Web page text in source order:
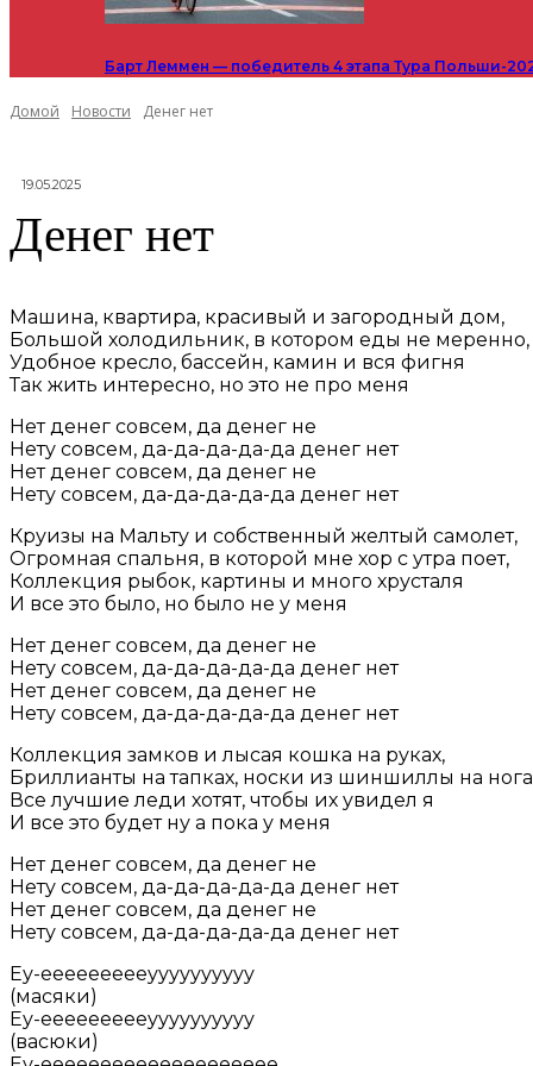
Барт Леммен — победитель 4 этапа Тура Польши-
Домой Новости Денег нет
19.05.2025
Денег нет
Машина, квартира, красивый и загородный дом,
Большой холодильник, в котором еды не меренно,
Удобное кресло, бассейн, камин и вся фигня
Так жить интересно, но это не про меня
Нет денег совсем, да денег не
Нету совсем, да-да-да-да-да денег нет
Нет денег совсем, да денег не
Нету совсем, да-да-да-да-да денег нет
Круизы на Мальту и собственный желтый самолет,
Огромная спальня, в которой мне хор с утра поет,
Коллекция рыбок, картины и много хрусталя
И все это было, но было не у меня
Нет денег совсем, да денег не
Нету совсем, да-да-да-да-да денег нет
Нет денег совсем, да денег не
Нету совсем, да-да-да-да-да денег нет
Коллекция замков и лысая кошка на руках,
Бриллианты на тапках, носки из шиншиллы на
Все лучшие леди хотят, чтобы их увидел я
И все это будет ну а пока у меня
Нет денег совсем, да денег не
Нету совсем, да-да-да-да-да денег нет
Нет денег совсем, да денег не
Нету совсем, да-да-да-да-да денег нет
Еу-еееееееееуууууууууу
(масяки)
Еу-еееееееееуууууууууу
(васюки)